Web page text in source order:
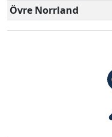
Övre Norrland